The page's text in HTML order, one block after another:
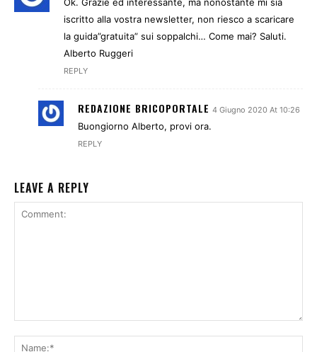
Ok. Grazie ed interessante, ma nonostante mi sia
iscritto alla vostra newsletter, non riesco a scaricare
la guida”gratuita” sui soppalchi… Come mai? Saluti.
Alberto Ruggeri
REPLY
REDAZIONE BRICOPORTALE 4 Giugno 2020 At 10:26
Buongiorno Alberto, provi ora.
REPLY
LEAVE A REPLY